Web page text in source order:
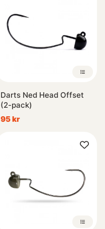
Darts Ned Head Offset
(2-pack)
95 kr